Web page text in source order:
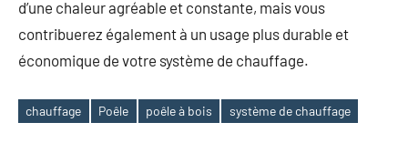
d’une chaleur agréable et constante, mais vous
contribuerez également à un usage plus durable et
économique de votre système de chauffage.
Étiquettes
chauffage Poêle poêle à bois système de chauffage